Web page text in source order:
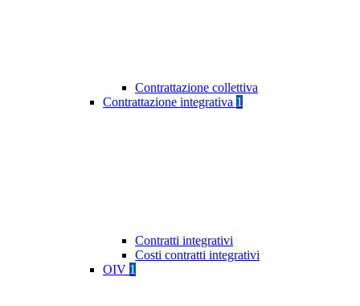
Contrattazione collettiva
Contrattazione integrativa 1
Contratti integrativi
Costi contratti integrativi
OIV 1